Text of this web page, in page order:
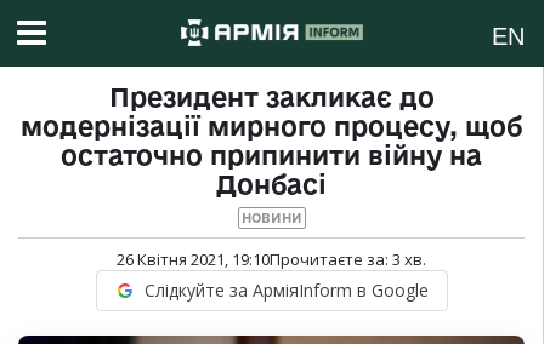
EN
Президент закликає до
модернізації мирного процесу, щоб
остаточно припинити війну на
Донбасі
НОВИНИ
26 Квітня 2021, 19:10Прочитаєте за: 3 хв.
Слідкуйте за АрміяInform в Google